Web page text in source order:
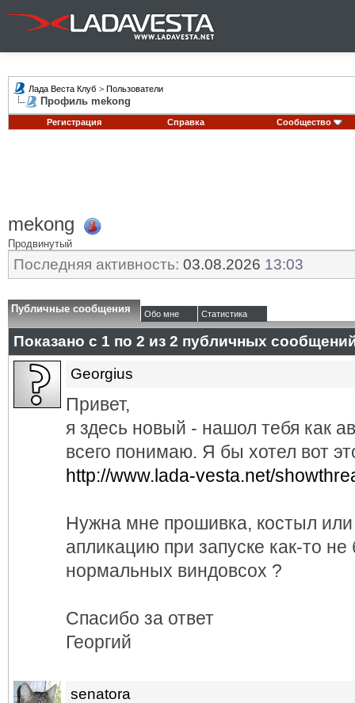
Лада Веста Клуб > Пользователи
Профиль mekong
Регистрация Справка Сообщество
mekong
Продвинутый
Последняя активность: 03.08.2026 13:03
Публичные сообщения Обо мне Статистика
Показано с 1 по 2 из 2 публичных
Georgius
Привет,
я здесь новый - нашол тебя как
всего понимаю. Я бы хотел вот
http://www.lada-vesta.net/
Нужна мне прошивка, костыл
апликацию при запуске как-то не
нормальных виндовсох ?
Спасибо за ответ
Георгий
senatora